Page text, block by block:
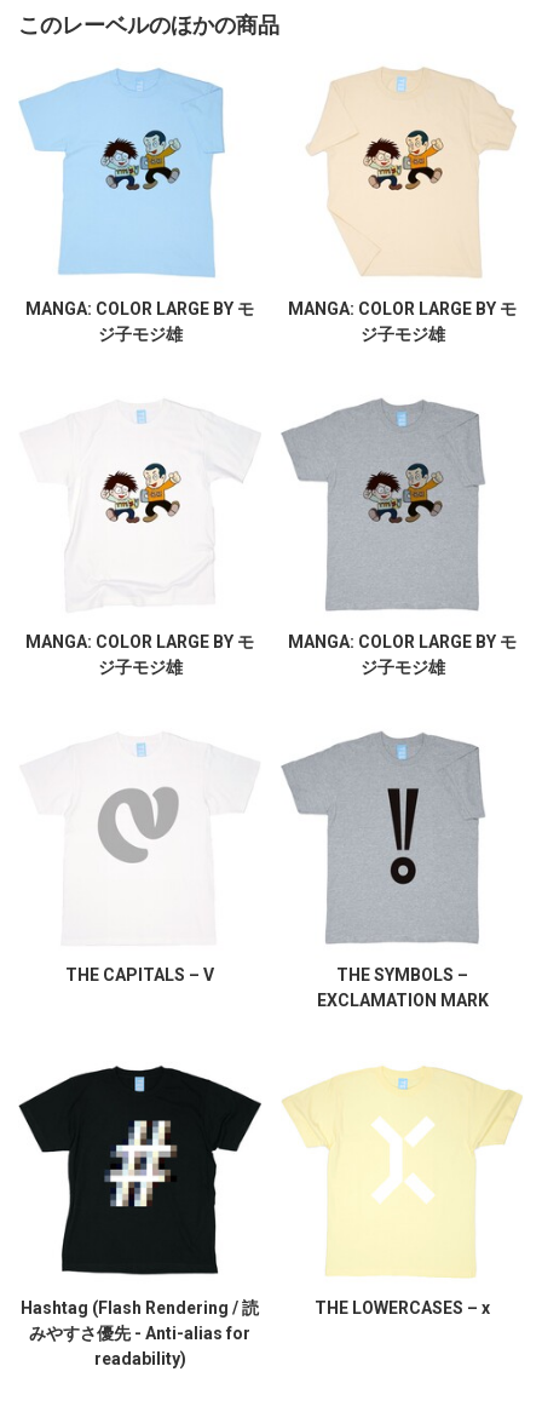
このレーベルのほかの商品
MANGA: COLOR LARGE BY モ
ジ子モジ雄
MANGA: COLOR LARGE BY モ
ジ子モジ雄
MANGA: COLOR LARGE BY モ
ジ子モジ雄
MANGA: COLOR LARGE BY モ
ジ子モジ雄
THE CAPITALS – V
THE SYMBOLS –
EXCLAMATION MARK
Hashtag (Flash Rendering / 読
みやすさ優先 - Anti-alias for
readability)
THE LOWERCASES – x